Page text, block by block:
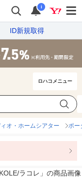
i
ID新規取得
ロハコメニュー
オ・ホームシアター ポー